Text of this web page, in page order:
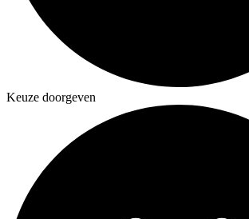
Keuze doorgeven